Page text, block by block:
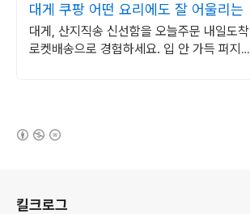
대게 쿠팡 어떤 요리에도 잘 어울리는
대게, 산지직송 신선함을 오늘주문 내일도착
로켓배송으로 경험하세요. 입 안 가득 퍼지는
킬크로그